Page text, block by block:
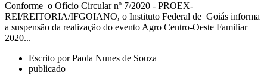
Conforme o Ofício Circular nº 7/2020 - PROEX-
REI/REITORIA/IFGOIANO, o Instituto Federal de Goiás informa
a suspensão da realização do evento Agro Centro-Oeste Familiar
2020...
Escrito por Paola Nunes de Souza
publicado